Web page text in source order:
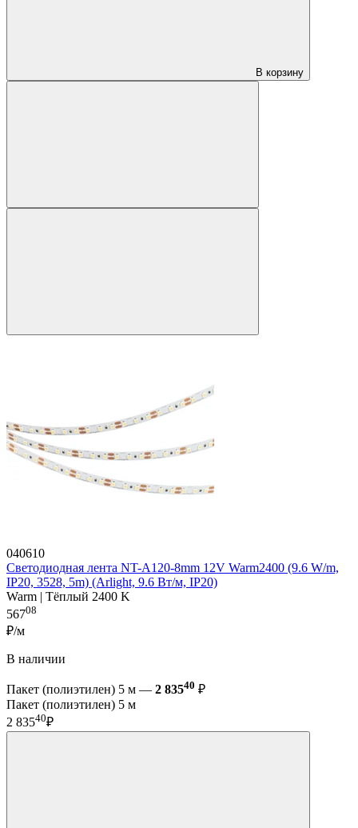
В корзину
040610
Светодиодная лента NT-A120-8mm 12V Warm2400 (9.6 W/m,
IP20, 3528, 5m) (Arlight, 9.6 Вт/м, IP20)
Warm | Тёплый 2400 K
56708
₽/м
В наличии
Пакет (полиэтилен) 5 м — 2 83540 ₽
Пакет (полиэтилен) 5 м
2 83540₽